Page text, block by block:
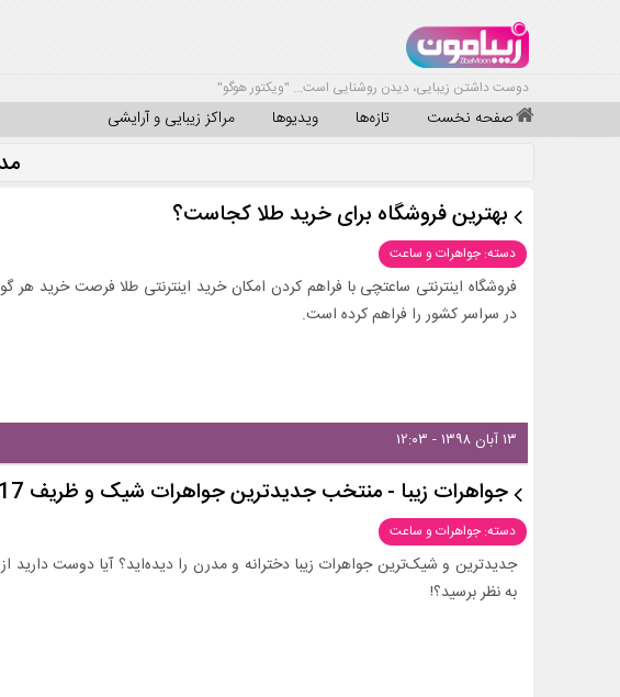
دوست داشتن زیبایی، دیدن روشنایی است... "ویکتور هوگو"
صفحه نخست تازه‌ها ویدیوها مراکز زیبایی و آرایشی
بهترین فروشگاه برای خرید طلا کجاست؟
دسته: جواهرات و ساعت
فروشگاه اینترنتی ساعتچی با فراهم کردن امکان خرید اینترنتی طلا فرصت خرید هر
در سراسر کشور را فراهم کرده است.
۱۳ آبان ۱۳۹۸ - ۱۲:۰۳
جواهرات زیبا - منتخب جدیدترین جواهرات شیک و ظریف 2017
دسته: جواهرات و ساعت
جدیدترین و شیک‌ترین جواهرات زیبا دخترانه و مدرن را دیده‌اید؟ آیا دوست دارید
به نظر برسید؟!